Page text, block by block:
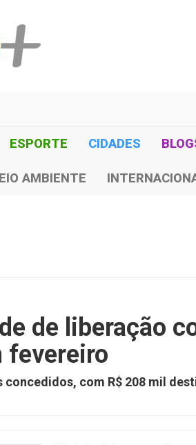
ESPORTE CIDADES
AMBIENTE
de liberação
fevereiro
com R$ 208 mil